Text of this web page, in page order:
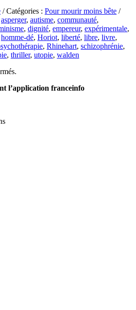
/ Catégories : Pour mourir moins bête /
asperger, autisme, communauté,
, dignité, empereur, expérimentale,
homme-dé, Horiot, liberté, libre, livre,
, Rhinehart, schizophrénie,
, thriller, utopie, walden
l’application franceinfo